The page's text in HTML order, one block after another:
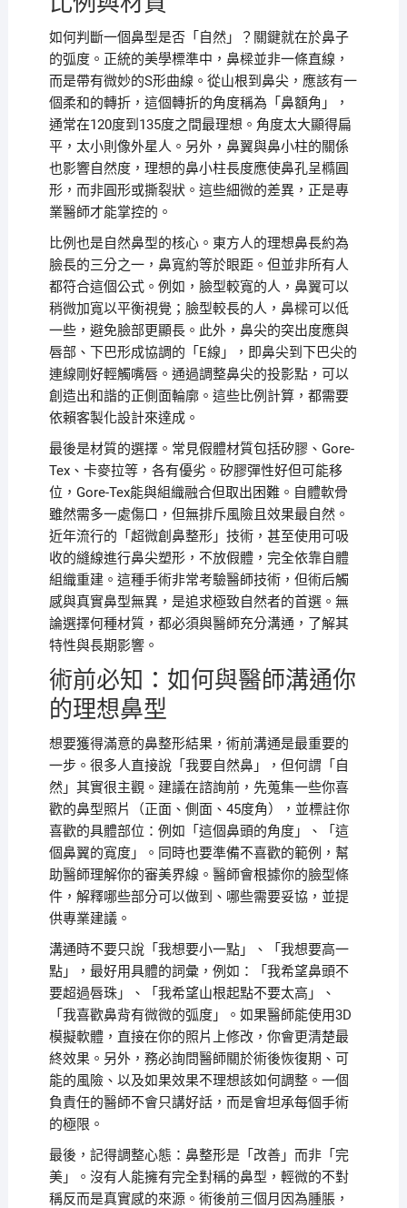
如何判斷一個鼻型是否「自然」？關鍵就在於鼻子
的弧度。正統的美學標準中，鼻樑並非一條直線，
而是帶有微妙的S形曲線。從山根到鼻尖，應該有一
個柔和的轉折，這個轉折的角度稱為「鼻額角」，
通常在120度到135度之間最理想。角度太大顯得扁
平，太小則像外星人。另外，鼻翼與鼻小柱的關係
也影響自然度，理想的鼻小柱長度應使鼻孔呈橢圓
形，而非圓形或撕裂狀。這些細微的差異，正是專
業醫師才能掌控的。
比例也是自然鼻型的核心。東方人的理想鼻長約為
臉長的三分之一，鼻寬約等於眼距。但並非所有人
都符合這個公式。例如，臉型較寬的人，鼻翼可以
稍微加寬以平衡視覺；臉型較長的人，鼻樑可以低
一些，避免臉部更顯長。此外，鼻尖的突出度應與
唇部、下巴形成協調的「E線」，即鼻尖到下巴尖的
連線剛好輕觸嘴唇。通過調整鼻尖的投影點，可以
創造出和諧的正側面輪廓。這些比例計算，都需要
依賴客製化設計來達成。
最後是材質的選擇。常見假體材質包括矽膠、Gore-
Tex、卡麥拉等，各有優劣。矽膠彈性好但可能移
位，Gore-Tex能與組織融合但取出困難。自體軟骨
雖然需多一處傷口，但無排斥風險且效果最自然。
近年流行的「超微創鼻整形」技術，甚至使用可吸
收的縫線進行鼻尖塑形，不放假體，完全依靠自體
組織重建。這種手術非常考驗醫師技術，但術后觸
感與真實鼻型無異，是追求極致自然者的首選。無
論選擇何種材質，都必須與醫師充分溝通，了解其
特性與長期影響。
術前必知：如何與醫師溝通你
的理想鼻型
想要獲得滿意的鼻整形結果，術前溝通是最重要的
一步。很多人直接說「我要自然鼻」，但何謂「自
然」其實很主觀。建議在諮詢前，先蒐集一些你喜
歡的鼻型照片（正面、側面、45度角），並標註你
喜歡的具體部位：例如「這個鼻頭的角度」、「這
個鼻翼的寬度」。同時也要準備不喜歡的範例，幫
助醫師理解你的審美界線。醫師會根據你的臉型條
件，解釋哪些部分可以做到、哪些需要妥協，並提
供專業建議。
溝通時不要只說「我想要小一點」、「我想要高一
點」，最好用具體的詞彙，例如：「我希望鼻頭不
要超過唇珠」、「我希望山根起點不要太高」、
「我喜歡鼻背有微微的弧度」。如果醫師能使用3D
模擬軟體，直接在你的照片上修改，你會更清楚最
終效果。另外，務必詢問醫師關於術後恢復期、可
能的風險、以及如果效果不理想該如何調整。一個
負責任的醫師不會只講好話，而是會坦承每個手術
的極限。
最後，記得調整心態：鼻整形是「改善」而非「完
美」。沒有人能擁有完全對稱的鼻型，輕微的不對
稱反而是真實感的來源。術後前三個月因為腫脹，